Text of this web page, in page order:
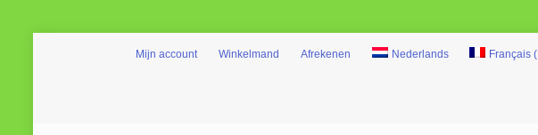
Mijn account Winkelmand Afrekenen Nederlands Français (